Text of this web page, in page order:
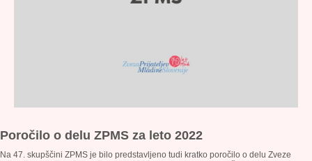
Poročilo o delu ZPMS za leto 2022
Na 47. skupščini ZPMS je bilo predstavljeno tudi kratko poročilo o delu Zveze